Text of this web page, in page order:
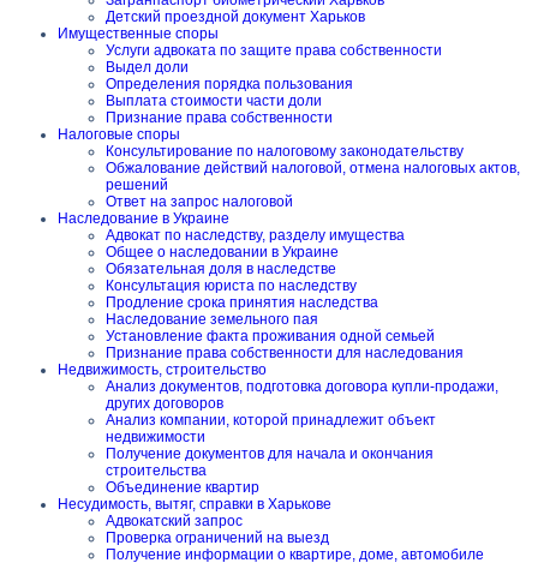
Детский проездной документ Харьков
Имущественные споры
Услуги адвоката по защите права собственности
Выдел доли
Определения порядка пользования
Выплата стоимости части доли
Признание права собственности
Налоговые споры
Консультирование по налоговому законодательству
Обжалование действий налоговой, отмена налоговых актов,
решений
Ответ на запрос налоговой
Наследование в Украине
Адвокат по наследству, разделу имущества
Общее о наследовании в Украине
Обязательная доля в наследстве
Консультация юриста по наследству
Продление срока принятия наследства
Наследование земельного пая
Установление факта проживания одной семьей
Признание права собственности для наследования
Недвижимость, строительство
Анализ документов, подготовка договора купли-продажи,
других договоров
Анализ компании, которой принадлежит объект
недвижимости
Получение документов для начала и окончания
строительства
Объединение квартир
Несудимость, вытяг, справки в Харькове
Адвокатский запрос
Проверка ограничений на выезд
Получение информации о квартире, доме, автомобиле